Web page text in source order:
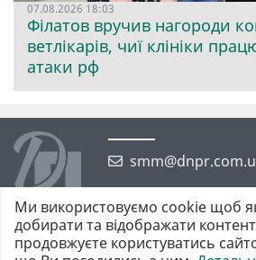
07.08.2026 18:03
Філатов вручив нагороди
ветлікарів, чиї клініки
атаки рф
Ми використовуємо cookie щоб
добирати та відображати
продовжуєте користуватись